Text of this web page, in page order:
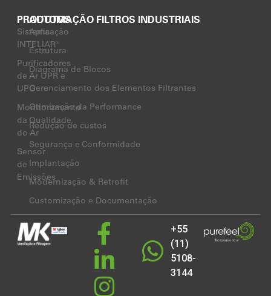
PRODUTOS
Sistema
INTELIAR®
Purificadores
de Ar UPR e
UPO
Monitoramento
da Qualidade
do Ar
Sensor
de
Emissões
AUTOMAÇÃO FILTROS INDUSTRIAIS
Aplicação
Estrutura
Diagrama de Blocos
Gerenciamento dos Elementos Filtrantes
Otimização da Performance
Redução de custos
Segurança e Conformidade
Implantação
Modernização & Retrofit
Customização e Documentação
+55
(11)
5108-
3144